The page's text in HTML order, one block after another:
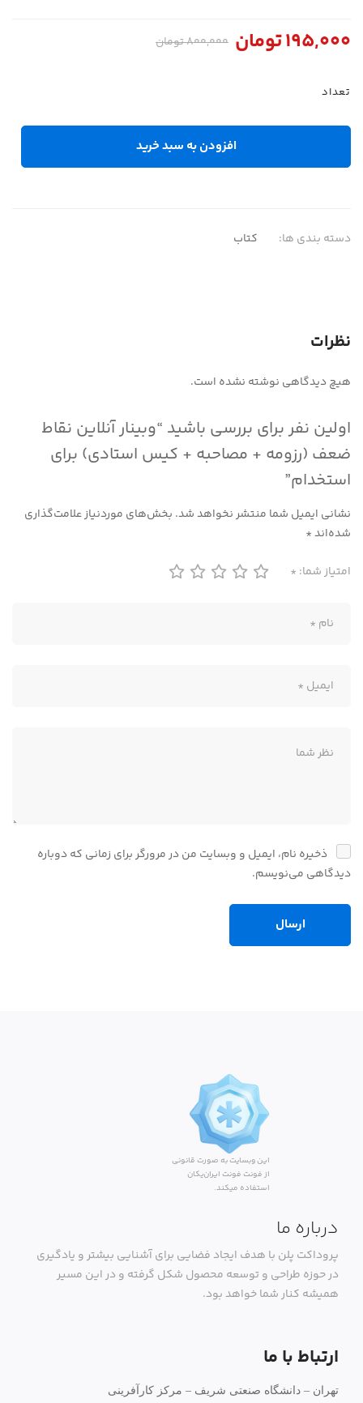
195,000تومان 800,000تومان
تعداد
افزودن به سبد خرید
دسته بندی ها: کتاب
نظرات
هیچ دیدگاهی نوشته نشده است.
اولین نفر برای بررسی باشید “وبینار آنلاین نقاط
ضعف (رزومه + مصاحبه + کیس استادی) برای
استخدام”
نشانی ایمیل شما منتشر نخواهد شد. بخش‌های موردنیاز علامت‌گذاری
شده‌اند*
امتیاز شما: *
ذخیره نام، ایمیل و وبسایت من در مرورگر برای زمانی که دوباره
دیدگاهی می‌نویسم.
درباره ما
پروداکت پلن با هدف ایجاد فضایی برای آشنایی بیشتر و یادگیری
در حوزه طراحی و توسعه محصول شکل گرفته و در این مسیر
همیشه کنار شما خواهد بود.
ارتباط با ما
تهران – دانشگاه صنعتی شریف – مرکز کارآفرینی
این وبسایت به صورت قانونی
از فونت فونت ایران‌یکان
استفاده میکند.